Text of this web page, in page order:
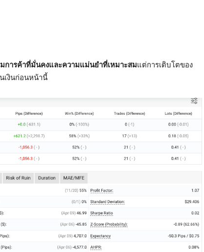
การค้าที่มั่นคงและความแม่นยำที่เหมาะสมแต่การเติบโตของ
เงินก่อนหน้านี้